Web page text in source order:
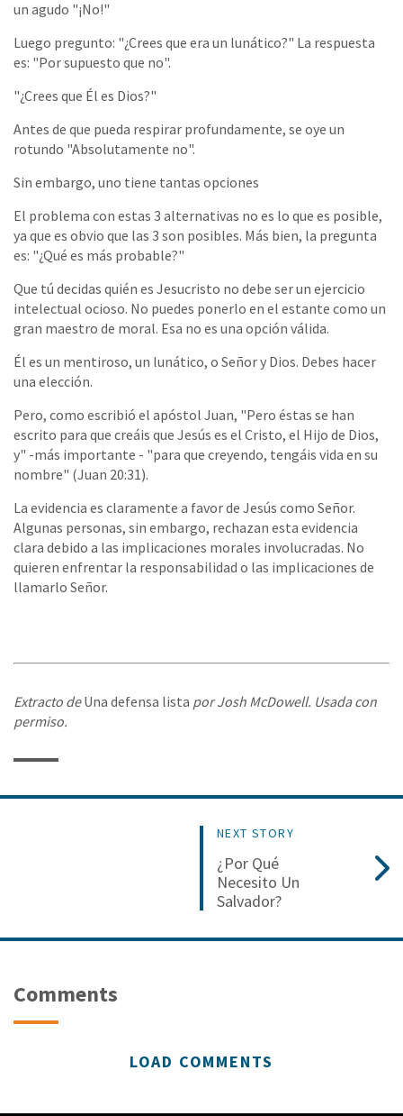
un agudo "¡No!"
Luego pregunto: "¿Crees que era un lunático?" La respuesta
es: "Por supuesto que no".
"¿Crees que Él es Dios?"
Antes de que pueda respirar profundamente, se oye un
rotundo "Absolutamente no".
Sin embargo, uno tiene tantas opciones
El problema con estas 3 alternativas no es lo que es posible,
ya que es obvio que las 3 son posibles. Más bien, la pregunta
es: "¿Qué es más probable?"
Que tú decidas quién es Jesucristo no debe ser un ejercicio
intelectual ocioso. No puedes ponerlo en el estante como un
gran maestro de moral. Esa no es una opción válida.
Él es un mentiroso, un lunático, o Señor y Dios. Debes hacer
una elección.
Pero, como escribió el apóstol Juan, "Pero éstas se han
escrito para que creáis que Jesús es el Cristo, el Hijo de Dios,
y" -más importante - "para que creyendo, tengáis vida en su
nombre" (Juan 20:31).
La evidencia es claramente a favor de Jesús como Señor.
Algunas personas, sin embargo, rechazan esta evidencia
clara debido a las implicaciones morales involucradas. No
quieren enfrentar la responsabilidad o las implicaciones de
llamarlo Señor.
Extracto deUna defensa lista por Josh McDowell. Usada con
permiso.
NEXT STORY
¿Por Qué
Necesito Un
Salvador?
Comments
LOAD COMMENTS